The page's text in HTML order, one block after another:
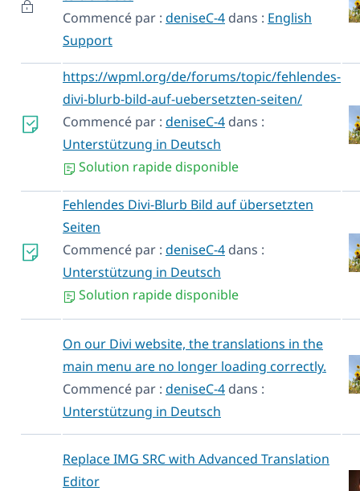
Commencé par : deniseC-4 dans : English
Support
https://wpml.org/de/forums/topic/fehlendes-
divi-blurb-bild-auf-uebersetzten-seiten/
Commencé par : deniseC-4 dans :
Unterstützung in Deutsch
Solution rapide disponible
Fehlendes Divi-Blurb Bild auf übersetzten
Seiten
Commencé par : deniseC-4 dans :
Unterstützung in Deutsch
Solution rapide disponible
On our Divi website, the translations in the
main menu are no longer loading correctly.
Commencé par : deniseC-4 dans :
Unterstützung in Deutsch
Replace IMG SRC with Advanced Translation
Editor